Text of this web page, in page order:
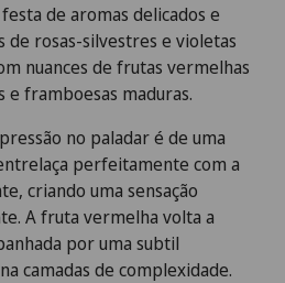
de aromas delicados e
de rosas-silvestres e violetas
nuances de frutas vermelhas
e framboesas maduras.
no paladar é de uma
perfeitamente com a
criando uma sensação
A fruta vermelha volta a
por uma subtil
camadas de complexidade.